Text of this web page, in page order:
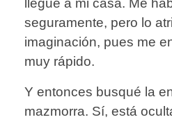
llegué a mi casa. Me
seguramente, pero lo
imaginación, pues me
muy rápido.
Y entonces busqué la
mazmorra. Sí, está